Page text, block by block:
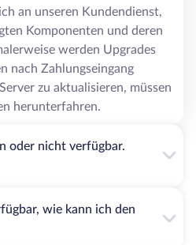
an unseren Kundendienst,
Komponenten und deren
werden Upgrades
nach Zahlungseingang
zu aktualisieren, müssen
herunterfahren.
oder nicht verfügbar.
wie kann ich den